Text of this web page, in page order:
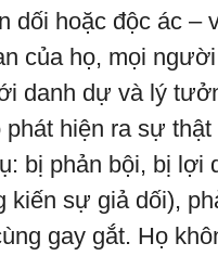
dối hoặc độc ác –
của họ, mọi
danh dự và lý
phát hiện ra sự thật
bị phản bội, bị lợi
kiến sự giả dối),
gay gắt. Họ